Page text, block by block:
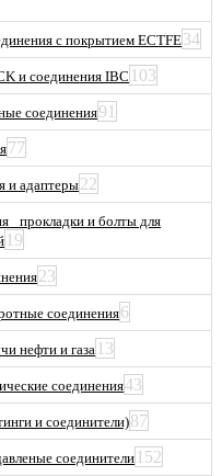
с покрытием ECTFE34
и соединения IBC 103
соединения91
77
и адаптеры22
прокладки и болты для
19
23
соединения6
нефти и газа 13
соединения43
и соединители)87
соединители152